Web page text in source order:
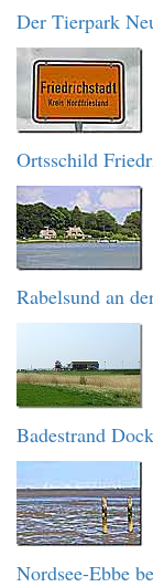
Der Tierpark
Ortsschild
Rabelsund an
Badestrand
Nordsee-Ebbe